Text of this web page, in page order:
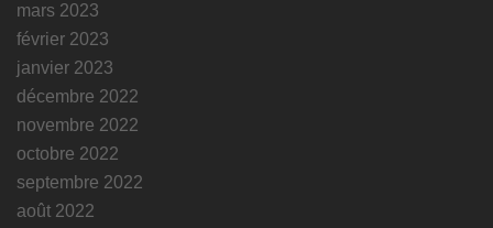
mars 2023
février 2023
janvier 2023
décembre 2022
novembre 2022
octobre 2022
septembre 2022
août 2022